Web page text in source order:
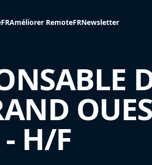
Améliorer RemoteFRNewsletter
H/F